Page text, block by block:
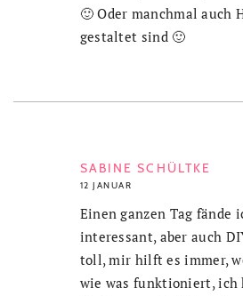
🙂 Oder manchmal auch
gestaltet sind 🙂
SABINE SCHÜLTKE
12 JANUAR
Einen ganzen Tag fände
interessant, aber auch
toll, mir hilft es immer,
wie was funktioniert, ich